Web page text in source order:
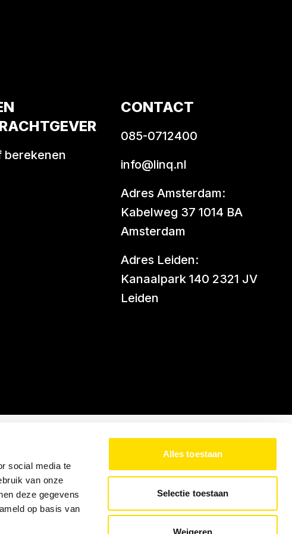
social media te
van onze
deze gegevens
op basis van
Alles toestaan
Selectie toestaan
Weigeren
berekenen
CONTACT
085-0712400
info@linq.nl
Adres Amsterdam:
Kabelweg 37 1014 BA
Amsterdam
Adres Leiden:
Kanaalpark 140 2321 JV
Leiden